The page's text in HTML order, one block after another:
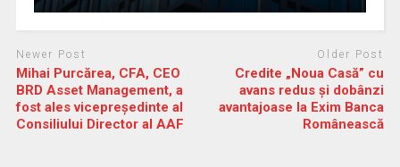
Newer Post
Mihai Purcărea, CFA, CEO
BRD Asset Management, a
fost ales vicepreședinte al
Consiliului Director al AAF
Older Post
Credite „Noua Casă” cu
avans redus și dobânzi
avantajoase la Exim Banca
Românească